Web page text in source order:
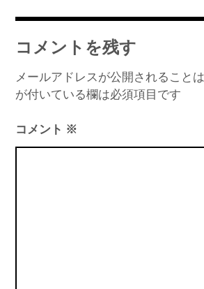
稿
ナ
ビ
ゲ
ー
シ
ョ
コメントを残す
メールアドレスが公開されること
が付いている欄は必須項目です
コメント ※